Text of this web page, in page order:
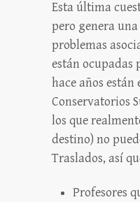
Esta última
pero genera
problemas
están ocupadas
hace años están
Conservatorios
los que
destino) no
Traslados, así
Profesores